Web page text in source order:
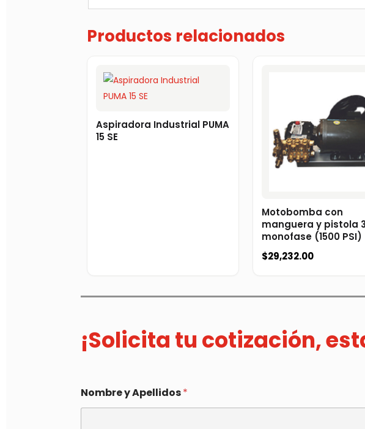
Productos relacionados
Aspiradora Industrial PUMA
15 SE
Motobomba con
manguera y pistola
monofase (1500 PSI)
$29,232.00
¡Solicita tu cotización,
Nombre y Apellidos*